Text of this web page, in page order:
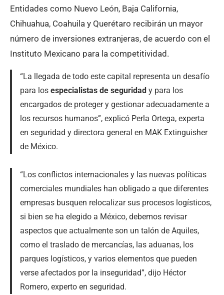
Entidades como Nuevo León, Baja California,
Chihuahua, Coahuila y Querétaro recibirán un mayor
número de inversiones extranjeras, de acuerdo con el
Instituto Mexicano para la competitividad.
“La llegada de todo este capital representa un desafío
para los especialistas de seguridad y para los
encargados de proteger y gestionar adecuadamente a
los recursos humanos”, explicó Perla Ortega, experta
en seguridad y directora general en MAK Extinguisher
de México.
“Los conflictos internacionales y las nuevas políticas
comerciales mundiales han obligado a que diferentes
empresas busquen relocalizar sus procesos logísticos,
si bien se ha elegido a México, debemos revisar
aspectos que actualmente son un talón de Aquiles,
como el traslado de mercancías, las aduanas, los
parques logísticos, y varios elementos que pueden
verse afectados por la inseguridad”, dijo Héctor
Romero, experto en seguridad.